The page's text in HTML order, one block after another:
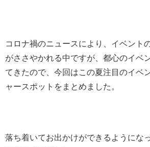
コロナ禍のニュースにより、イベント
がささやかれる中ですが、都心のイベ
てきたので、今回はこの夏注目のイベ
ャースポットをまとめました。
落ち着いてお出かけができるようにな